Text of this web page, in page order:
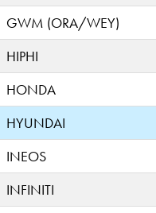
GWM (ORA/WEY)
HIPHI
HONDA
HYUNDAI
INEOS
INFINITI